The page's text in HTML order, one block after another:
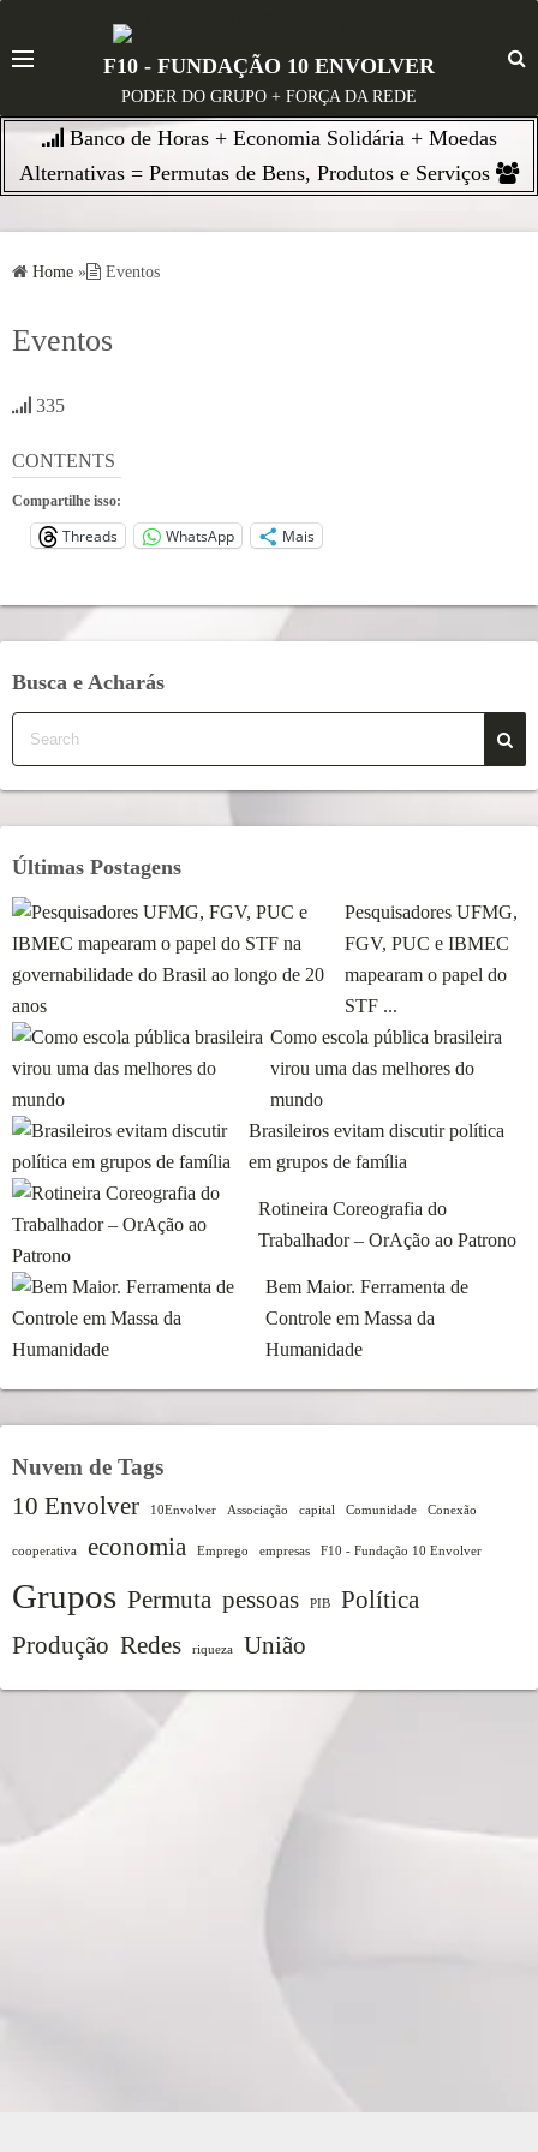
c
o
F10 - FUNDAÇÃO 10 ENVOLVER
PODER DO GRUPO + FORÇA DA REDE
Banco de Horas + Economia Solidária + Moedas
Alternativas = Permutas de Bens, Produtos e Serviços
Home » Eventos
Eventos
335
CONTENTS
Compartilhe isso:
Threads WhatsApp Mais
Busca e Acharás
Últimas Postagens
Pesquisadores UFMG,
FGV, PUC e IBMEC
mapearam o papel do
STF ...
Como escola pública brasileira
virou uma das melhores do
mundo
Brasileiros evitam discutir política
em grupos de família
Rotineira Coreografia do
Trabalhador – OrAção ao Patrono
Bem Maior. Ferramenta de
Controle em Massa da
Humanidade
Nuvem de Tags
10 Envolver 10Envolver Associação capital Comunidade Conexão
cooperativa economia Emprego empresas F10 - Fundação 10 Envolver
Grupos Permuta pessoas PIB
Política
Produção Redes riqueza União